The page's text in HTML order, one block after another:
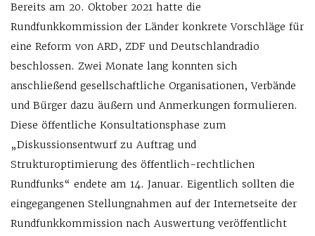
Bereits am 20. Oktober 2021 hatte die
Rundfunkkommission der Länder konkrete Vorschläge für
eine Reform von ARD, ZDF und Deutschlandradio
beschlossen. Zwei Monate lang konnten sich
anschließend gesellschaftliche Organisationen, Verbände
und Bürger dazu äußern und Anmerkungen formulieren.
Diese öffentliche Konsultationsphase zum
„Diskussionsentwurf zu Auftrag und
Strukturoptimierung des öffentlich-rechtlichen
Rundfunks“ endete am 14. Januar. Eigentlich sollten die
eingegangenen Stellungnahmen auf der Internetseite der
Rundfunkkommission nach Auswertung veröffentlicht